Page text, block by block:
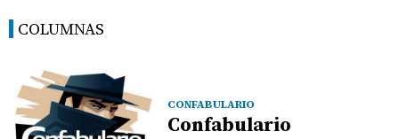
COLUMNAS
CONFABULARIO
Confabulario